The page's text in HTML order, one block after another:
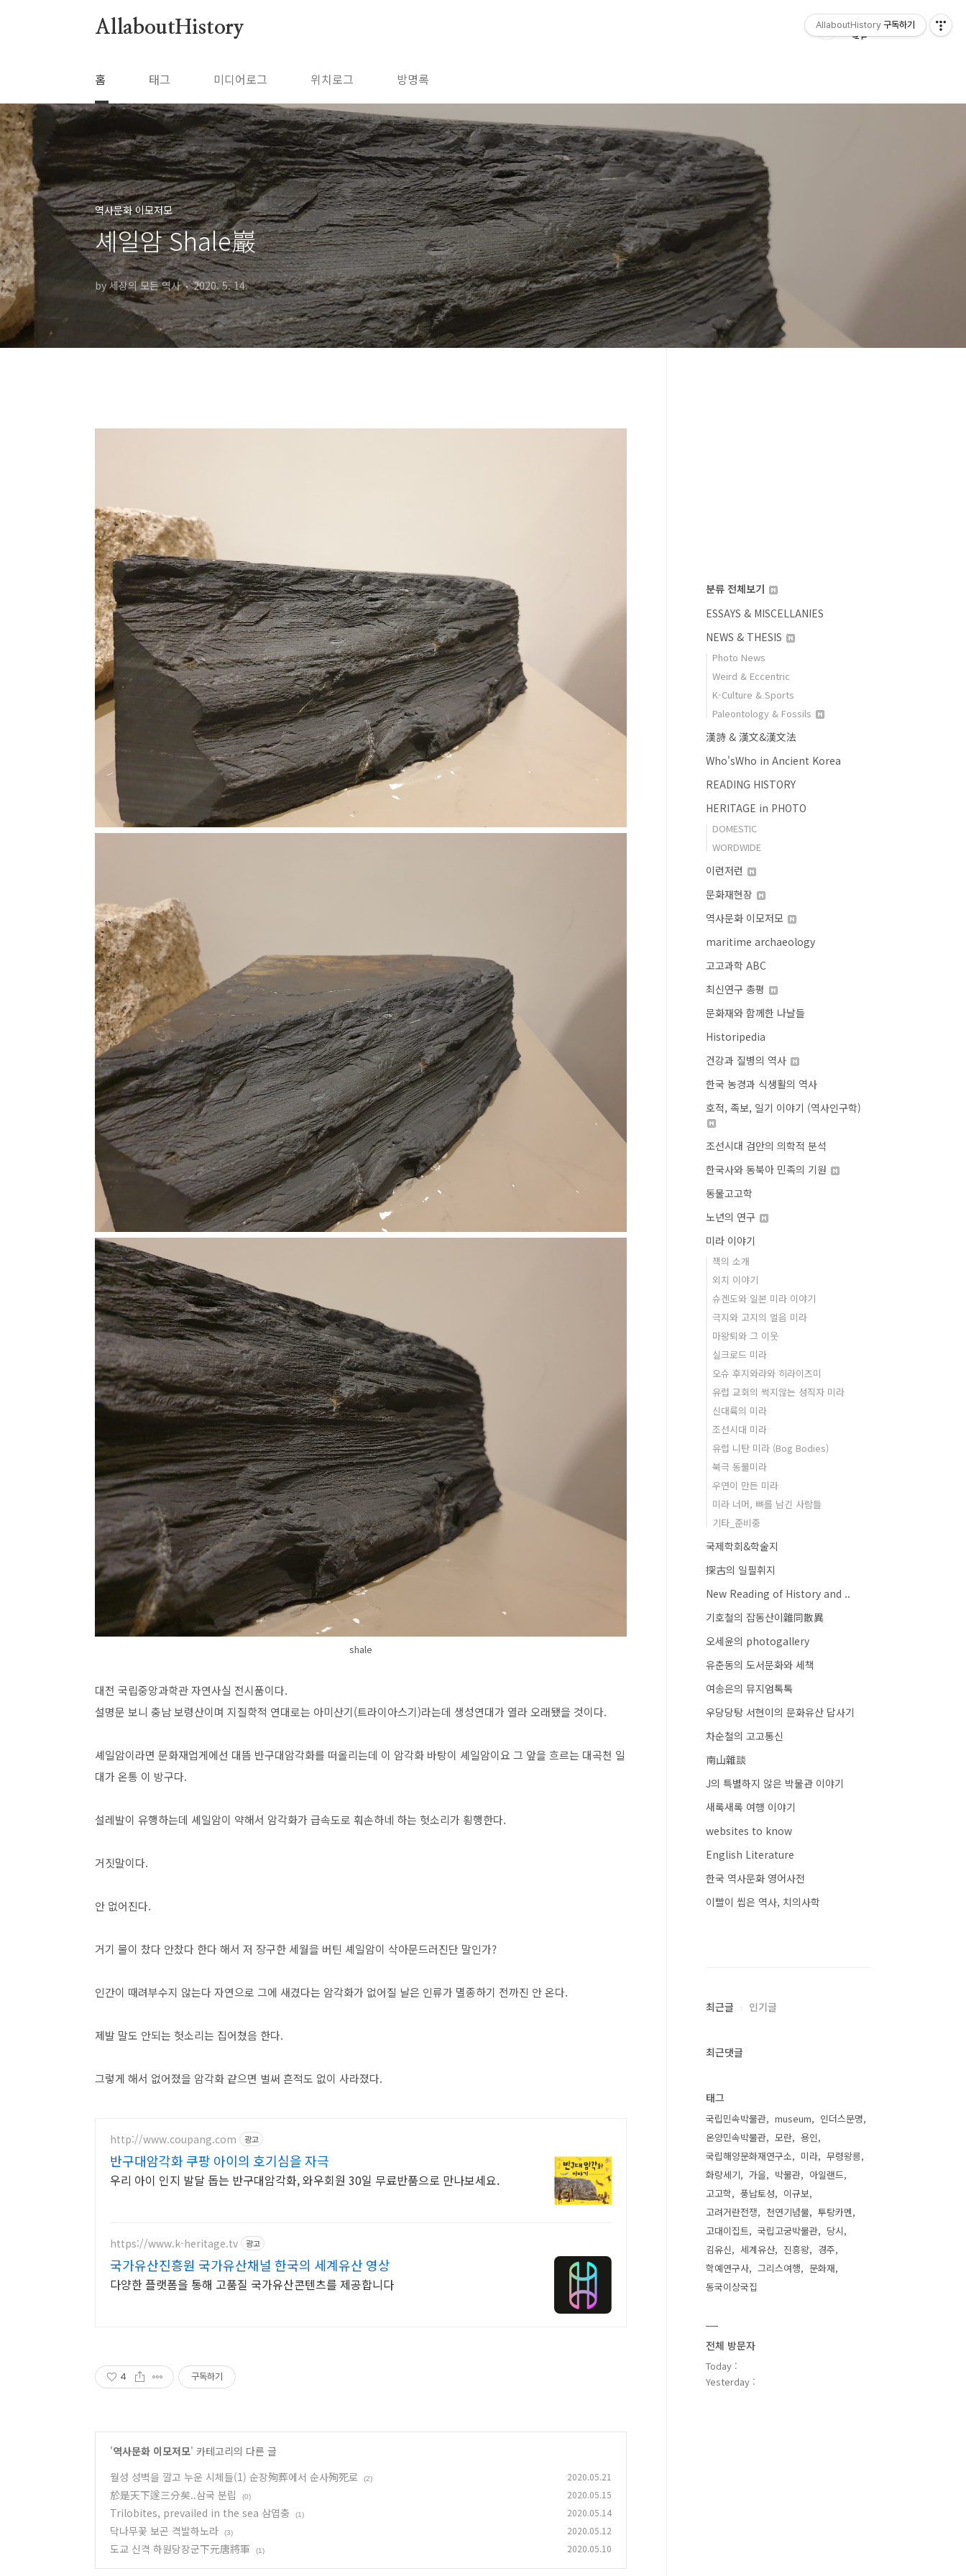
AllaboutHistory
홈 태그 미디어로그 위치로그 방명록
역사문화 이모저모
셰일암 Shale巖
by 세상의 모든 역사 2020. 5. 14.
shale
대전 국립중앙과학관 자연사실 전시품이다.
설명문 보니 충남 보령산이며 지질학적 연대로는 아미산기(트라이아스기)라는데 생성연대가 열라 오래됐을 것이다.
셰일암이라면 문화재업게에선 대뜸 반구대암각화를 떠올리는데 이 암각화 바탕이 셰일암이요 그 앞을 흐르는 대곡천 일
대가 온통 이 방구다.
설레발이 유행하는데 셰일암이 약해서 암각화가 급속도로 훠손하네 하는 헛소리가 횡행한다.
거짓말이다.
안 없어진다.
거기 물이 찼다 안찼다 한다 해서 저 장구한 세월을 버틴 셰일암이 삭아문드러진단 말인가?
인간이 때려부수지 않는다 자연으로 그에 새겼다는 암각화가 없어질 날은 인류가 멸종하기 전까진 안 온다.
제발 말도 안되는 헛소리는 집어쳤음 한다.
그렇게 해서 없어졌을 암각화 같으면 벌써 흔적도 없이 사라졌다.
http://www.coupang.com 광고
반구대암각화 쿠팡 아이의 호기심을 자극
우리 아이 인지 발달 돕는 반구대암각화, 와우회원 30일 무료반품으로 만나보세요.
https://www.k-heritage.tv 광고
국가유산진흥원 국가유산채널 한국의 세계유산 영상
다양한 플랫폼을 통해 고품질 국가유산콘텐츠를 제공합니다
4 구독하기
'역사문화 이모저모' 카테고리의 다른 글
월성 성벽을 깔고 누운 시체들(1) 순장殉葬에서 순사殉死로
(2) 2020.05.21
於是天下遂三分矣..삼국 분립 (0) 2020.05.15
Trilobites, prevailed in the sea 삼엽충 (1) 2020.05.14
닥나무꽃 보곤 격발하노라 (3) 2020.05.12
도교 신격 하원당장군下元唐將軍 (1) 2020.05.10
분류 전체보기
ESSAYS & MISCELLANIES
NEWS & THESIS
Photo News
Weird & Eccentric
K-Culture & Sports
Paleontology & Fossils
漢詩 & 漢文&漢文法
Who'sWho in Ancient Korea
READING HISTORY
HERITAGE in PHOTO
DOMESTIC
WORDWIDE
이런저런
문화재현장
역사문화 이모저모
maritime archaeology
고고과학 ABC
최신연구 총평
문화재와 함께한 나날들
Historipedia
건강과 질병의 역사
한국 농경과 식생활의 역사
호적, 족보, 일기 이야기 (역사인구학)
조선시대 검안의 의학적 분석
한국사와 동북아 민족의 기원
동물고고학
노년의 연구
미라 이야기
책의 소개
외치 이야기
슈겐도와 일본 미라 이야기
극지와 고지의 얼음 미라
마왕퇴와 그 이웃
실크로드 미라
오슈 후지와라와 히라이즈미
유럽 교회의 썩지않는 성직자 미라
신대륙의 미라
조선시대 미라
유럽 니탄 미라 (Bog Bodies)
북극 동물미라
우연이 만든 미라
미라 너머, 뼈를 남긴 사람들
기타_준비중
국제학회&학술지
探古의 일필휘지
New Reading of History and ..
기호철의 잡동산이雜同散異
오세윤의 photogallery
유춘동의 도서문화와 세책
여송은의 뮤지엄톡톡
우당당탕 서현이의 문화유산 답사기
차순철의 고고통신
南山雜談
J의 특별하지 않은 박물관 이야기
새록새록 여행 이야기
websites to know
English Literature
한국 역사문화 영어사전
이빨이 씹은 역사, 치의사학
최근글 인기글
최근댓글
태그
국립민속박물관 museum
인더스문명
온양민속박물관
모란
용인
국립해양문화재연구소
미라
무령왕릉
화랑세기
가을 박물관
아일랜드
고고학
풍납토성
이규보
고려거란전쟁
천연기념물
투탕카멘
고대이집트
국립고궁박물관
당시
김유신
세계유산 진흥왕
경주
학예연구사
그리스여행
문화재
동국이상국집
전체 방문자
Today :
Yesterday :
AllaboutHistory 구독하기